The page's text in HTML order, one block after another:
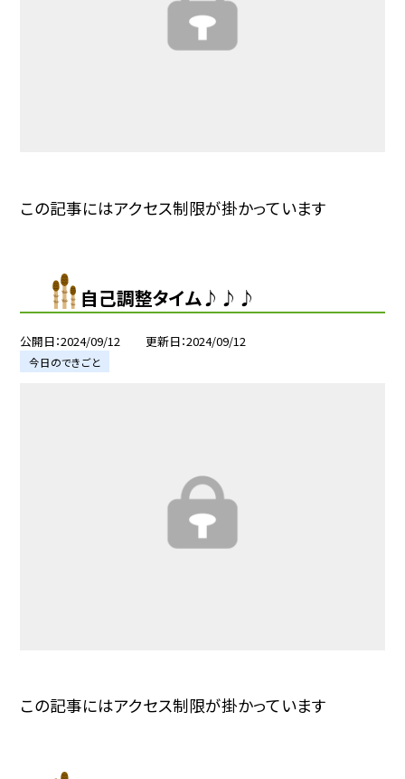
この記事にはアクセス制限が掛かっています
自己調整タイム♪♪♪
公開日 2024/09/12 更新日 2024/09/12
今日のできごと
この記事にはアクセス制限が掛かっています